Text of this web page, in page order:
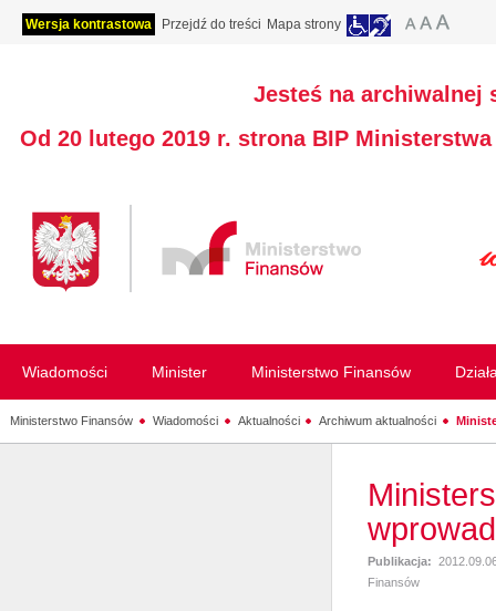
Wersja kontrastowa Przejdź do treści Mapa strony
Jesteś na archiwalnej
Od 20 lutego 2019 r. strona BIP
Wiadomości Minister Ministerstwo Finansów
Ministerstwo Finansów Wiadomości Aktualności Archiwum aktualności
Publikacja:
Finansów